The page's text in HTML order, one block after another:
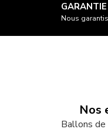
Nous